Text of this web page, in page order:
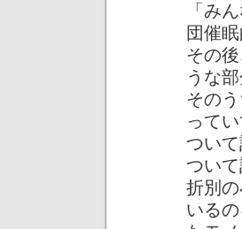
「み
団催
その
うな
その
って
つい
つい
折別
いる